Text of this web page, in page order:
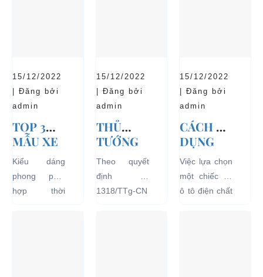
15/12/2022
| Đăng bởi
admin
TOP 3
MẪU XE
Ô TÔ
ĐIỆN
THỊNH
HÀNH VÀ
Kiểu dáng
phong phú,
hợp thời
15/12/2022
| Đăng bởi
admin
THỦ
TƯỚNG
CHÍNH
PHỦ
ĐỒNG Ý
Theo quyết
định số
1318/TTg-CN
15/12/2022
| Đăng bởi
admin
CÁCH SỬ
DỤNG
XE Ô TÔ
ĐIỆN ĐỂ
TĂNG
TUỔI
Việc lựa chọn
một chiếc xe
ô tô điện chất